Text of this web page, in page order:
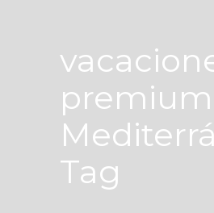
premium
Tag